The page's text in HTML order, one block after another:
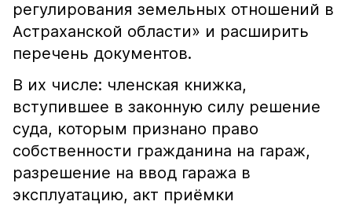
регулирования земельных отношений в
Астраханской области» и расширить
перечень документов.
В их числе: членская книжка,
вступившее в законную силу решение
суда, которым признано право
собственности гражданина на гараж,
разрешение на ввод гаража в
эксплуатацию, акт приёмки